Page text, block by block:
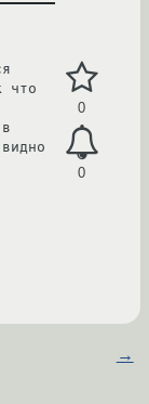
0
0
что
→